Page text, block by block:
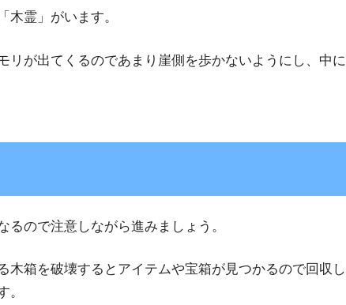
木霊」がいます。
リが出てくるのであまり崖側を歩かないようにし、中に
ので注意しながら進みましょう。
木箱を破壊するとアイテムや宝箱が見つかるので回収し
。